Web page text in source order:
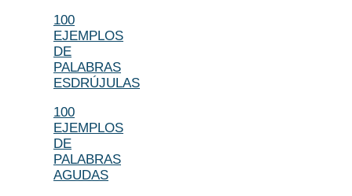
100
EJEMPLOS
DE
PALABRAS
ESDRÚJULAS
100
EJEMPLOS
DE
PALABRAS
AGUDAS